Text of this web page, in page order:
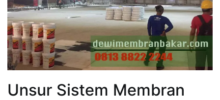
Unsur Sistem Membran